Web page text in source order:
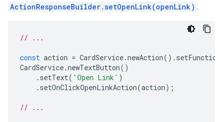
ActionResponseBuilder.setOpenLink(openLink) .
// ...
const action = CardService.newAction().
CardService.newTextButton()
. setText( 'Open Link' )
. setOnClickOpenLinkAction(action);
// ...